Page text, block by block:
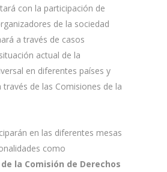
con la participación de
de la sociedad
a través de casos
actual de la
en diferentes países y
través de las Comisiones de la
en las diferentes mesas
como
la Comisión de Derechos